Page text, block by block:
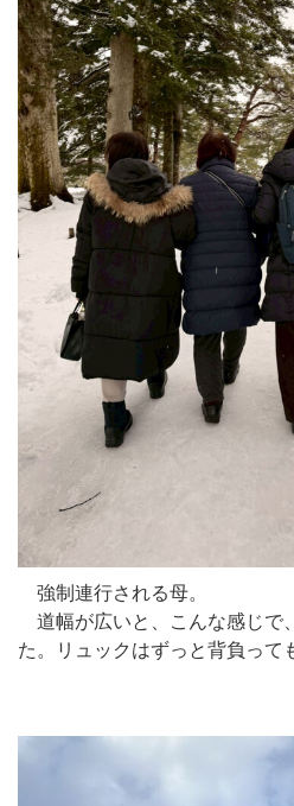
強制連行される母。
道幅が広いと、こんな感じで
た。リュックはずっと背負って